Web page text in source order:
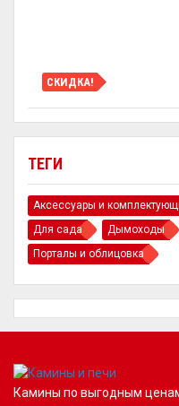
ТЕГИ
Аксессуары и
Для сада
Дымоходы
Порталы и облицовка
СКИДКА!
Камины по выгодным